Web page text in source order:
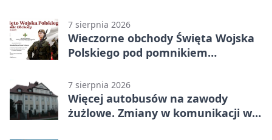
7 sierpnia 2026
Wieczorne obchody Święta Wojska
Polskiego pod pomnikiem
7 sierpnia 2026
Więcej autobusów na zawody
żużlowe. Zmiany w komunikacji w